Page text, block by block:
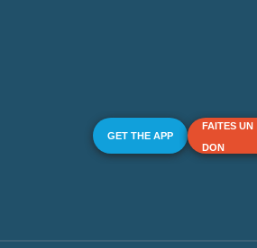
GET THE APP
FAITES UN
DON